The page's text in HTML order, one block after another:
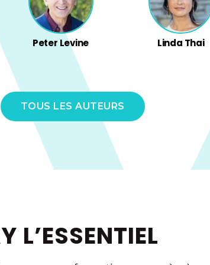
Peter Levine Linda Thai
TOUS LES AUTEURS
L’ESSENTIEL